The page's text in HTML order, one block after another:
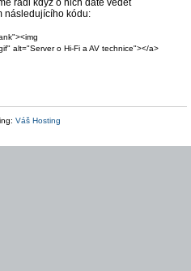
rádi když o nich dáte vědět
následujícího kódu:
alt="Server o Hi-Fi a AV technice"></a>
Váš Hosting